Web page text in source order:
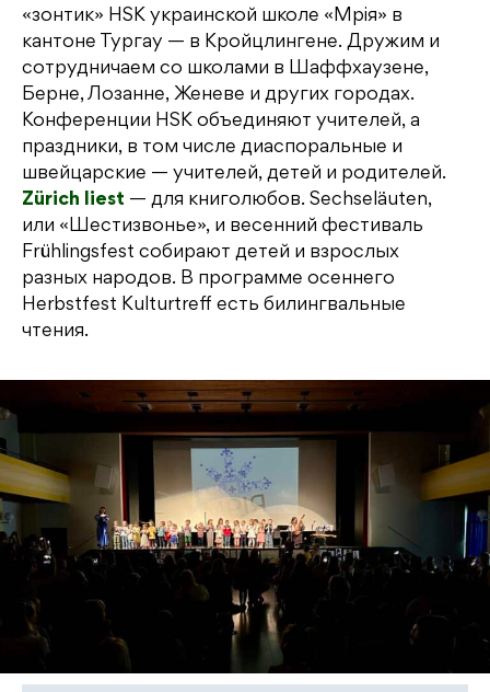
«зонтик» HSK украинской школе «Мрія» в
кантоне Тургау — в Кройцлингене. Дружим и
сотрудничаем со школами в Шаффхаузене,
Берне, Лозанне, Женеве и других городах.
Конференции HSK объединяют учителей, а
праздники, в том числе диаспоральные и
швейцарские — учителей, детей и родителей.
Zürich liest — для книголюбов. Sechseläuten,
или «Шестизвонье», и весенний фестиваль
Frühlingsfest собирают детей и взрослых
разных народов. В программе осеннего
Herbstfest Kulturtreff есть билингвальные
чтения.